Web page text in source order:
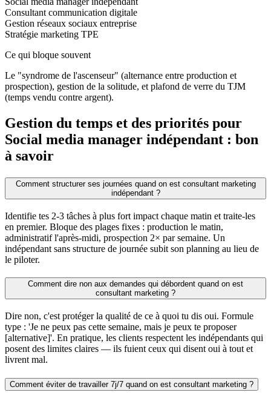
Consultant communication digitale
Gestion réseaux sociaux entreprise
Stratégie marketing TPE
Ce qui bloque souvent
Le "syndrome de l'ascenseur" (alternance entre production et
prospection), gestion de la solitude, et plafond de verre du TJM
(temps vendu contre argent).
Gestion du temps et des priorités pour
Social media manager indépendant : bon
à savoir
Comment structurer ses journées quand on est consultant marketing
indépendant ?
Identifie tes 2-3 tâches à plus fort impact chaque matin et traite-les
en premier. Bloque des plages fixes : production le matin,
administratif l'après-midi, prospection 2× par semaine. Un
indépendant sans structure de journée subit son planning au lieu de
le piloter.
Comment dire non aux demandes qui débordent quand on est
consultant marketing ?
Dire non, c'est protéger la qualité de ce à quoi tu dis oui. Formule
type : 'Je ne peux pas cette semaine, mais je peux te proposer
[alternative]'. En pratique, les clients respectent les indépendants qui
posent des limites claires — ils fuient ceux qui disent oui à tout et
livrent mal.
Comment éviter de travailler 7j/7 quand on est consultant marketing ?